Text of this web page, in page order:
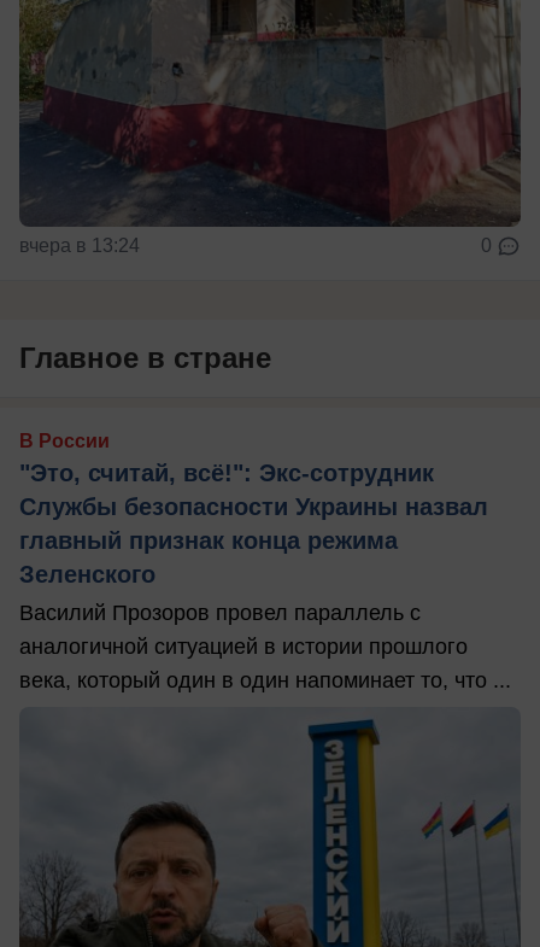
вчера в 13:24 0
Главное в стране
В России
"Это, считай, всё!": Экс-сотрудник
Службы безопасности Украины назвал
главный признак конца режима
Зеленского
Василий Прозоров провел параллель с
аналогичной ситуацией в истории прошлого
века, который один в один напоминает то, что ...